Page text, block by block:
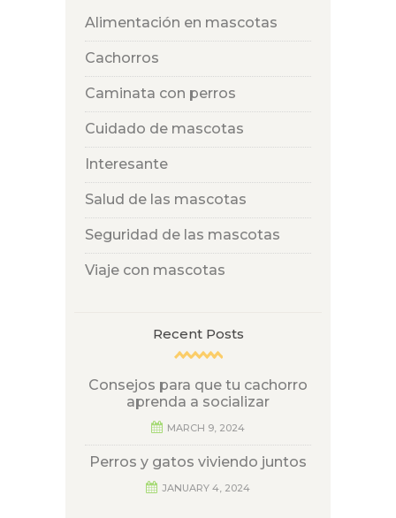
Alimentación en mascotas
Cachorros
Caminata con perros
Cuidado de mascotas
Interesante
Salud de las mascotas
Seguridad de las mascotas
Viaje con mascotas
Recent Posts
Consejos para que tu cachorro
aprenda a socializar
MARCH 9, 2024
Perros y gatos viviendo juntos
JANUARY 4, 2024